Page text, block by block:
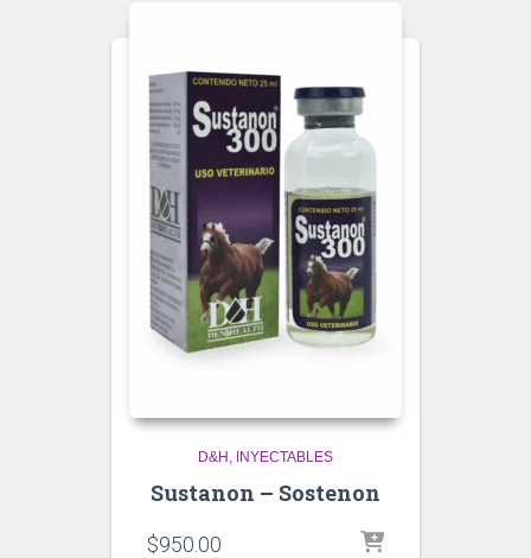
D&H INYECTABLES
Sustanon – Sostenon
$950.00